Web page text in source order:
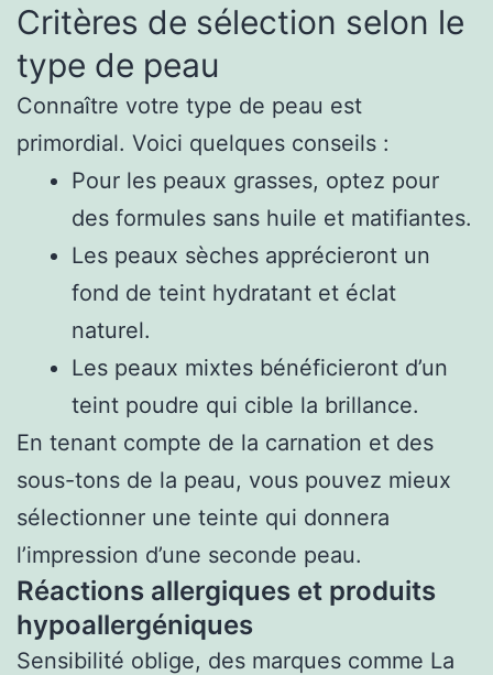
Critères de sélection selon le
type de peau
Connaître votre type de peau est
primordial. Voici quelques conseils :
Pour les peaux grasses, optez pour
des formules sans huile et matifiantes.
Les peaux sèches apprécieront un
fond de teint hydratant et éclat
naturel.
Les peaux mixtes bénéficieront d’un
teint poudre qui cible la brillance.
En tenant compte de la carnation et des
sous-tons de la peau, vous pouvez mieux
sélectionner une teinte qui donnera
l’impression d’une seconde peau.
Réactions allergiques et produits
hypoallergéniques
Sensibilité oblige, des marques comme La